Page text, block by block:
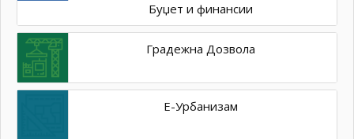
Буџет и финансии
Градежна Дозвола
Е-Урбанизам